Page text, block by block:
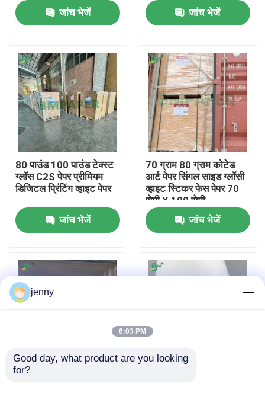
होम
उत्पाद
हमारे बारे में
फैक्टरी यात्रा
गुणवत्ता नियंत्रण
समाचार
सीएडी प्लॉटर पेपर
जांच भेजें
जांच भेजें
80 पाउंड 100 पाउंड टेक्स्ट
ग्लॉस C2S पेपर प्रीमियम
डिजिटल प्रिंटिंग व्हाइट पेपर
जांच भेजें
70 ग्राम 80 ग्राम कोटेड
आर्ट पेपर सिंगल साइड ग्लॉसी
व्हाइट स्टिकर फेस पेपर 70
सेमी X 100 सेमी
जांच भेजें
1mm 2mm सफेद रंग कठोर
jenny
6:03 PM
Good day, what product are you looking
for?